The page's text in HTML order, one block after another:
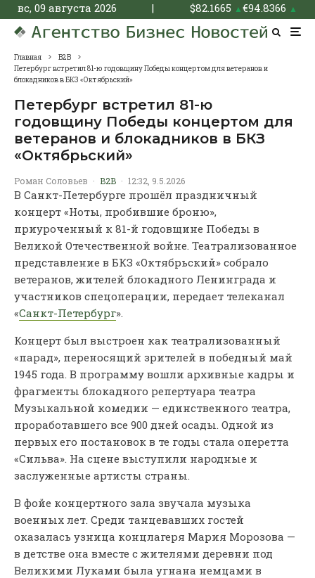
вс, 09 августа 2026 | $82.1665 ▲€94.8366 ▲
Главная
B2B
Петербург встретил 81-ю годовщину Победы концертом для ветеранов и
блокадников в БКЗ «Октябрьский»
Петербург встретил 81-ю
годовщину Победы концертом для
ветеранов и блокадников в БКЗ
«Октябрьский»
Роман Соловьев · B2B · 12:32, 9.5.2026
В Санкт-Петербурге прошёл праздничный
концерт «Ноты, пробившие броню»,
приуроченный к 81-й годовщине Победы в
Великой Отечественной войне. Театрализованное
представление в БКЗ «Октябрьский» собрало
ветеранов, жителей блокадного Ленинграда и
участников спецоперации, передает телеканал
«Санкт-Петербург».
Концерт был выстроен как театрализованный
«парад», переносящий зрителей в победный май
1945 года. В программу вошли архивные кадры и
фрагменты блокадного репертуара театра
Музыкальной комедии — единственного театра,
проработавшего все 900 дней осады. Одной из
первых его постановок в те годы стала оперетта
«Сильва». На сцене выступили народные и
заслуженные артисты страны.
В фойе концертного зала звучала музыка
военных лет. Среди танцевавших гостей
оказалась узница концлагеря Мария Морозова —
в детстве она вместе с жителями деревни под
Великими Луками была угнана немцами в